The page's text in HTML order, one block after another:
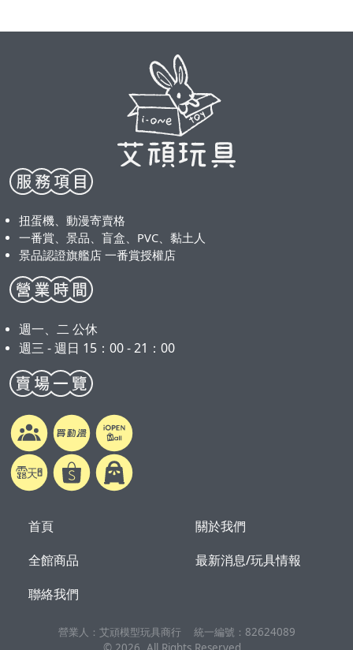
扭蛋機、動漫寄賣格
一番賞、景品、盲盒、PVC、黏土人
景品認證旗艦店 一番賞授權店
週一、二 公休
週三 - 週日 15：00 - 21：00
首頁
關於我們
全館商品
最新消息/玩具情報
聯絡我們
營業人： 艾頑模型玩具商行 統一編號： 82624089